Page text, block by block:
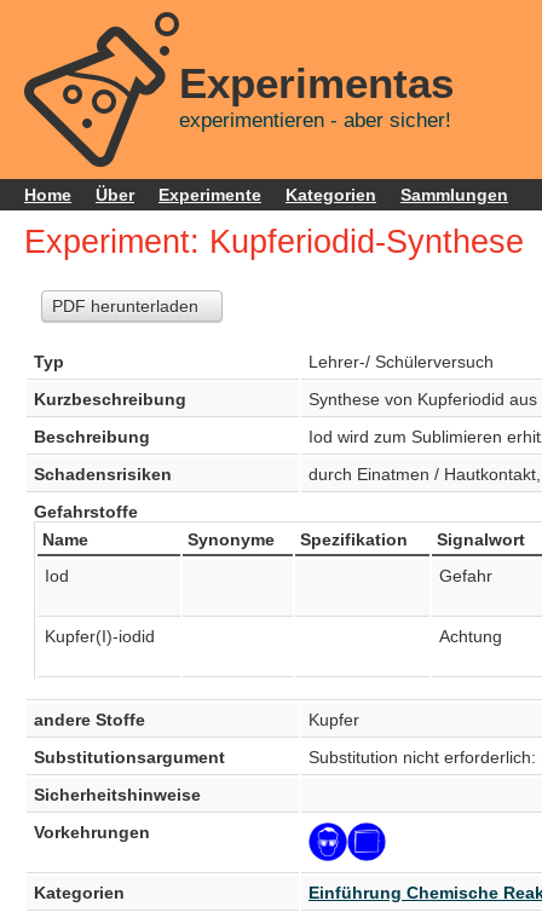
Experimentas
experimentieren - aber sicher!
Home Über Experimente Kategorien Sammlungen
Experiment: Kupferiodid-Synthese
PDF herunterladen
Typ
Lehrer-/ Schülerversuch
Kurzbeschreibung
Synthese von Kupferiodid
Beschreibung
Iod wird zum Sublimieren
Schadensrisiken
durch Einatmen /
Gefahrstoffe
Name
Synonyme Spezifikation
Signalwort
Iod
Gefahr
Kupfer(I)-iodid Achtung
andere Stoffe
Kupfer
Substitutionsargument
Substitution nicht
Sicherheitshinweise
Vorkehrungen
Kategorien
Einführung Chemische